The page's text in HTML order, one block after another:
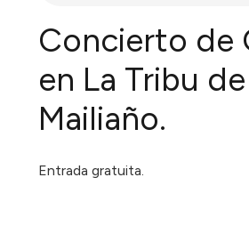
Concierto de
en La Tribu de
Mailiaño.
Entrada gratuita.